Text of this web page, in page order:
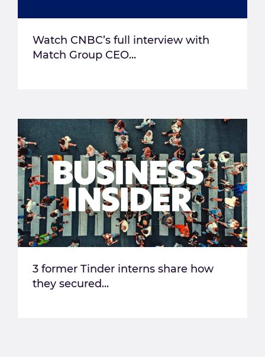
Watch CNBC’s full interview with
Match Group CEO...
3 former Tinder interns share how
they secured...